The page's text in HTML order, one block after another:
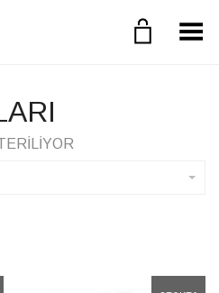
Toggle Menu